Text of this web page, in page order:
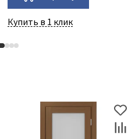
Купить в 1 клик